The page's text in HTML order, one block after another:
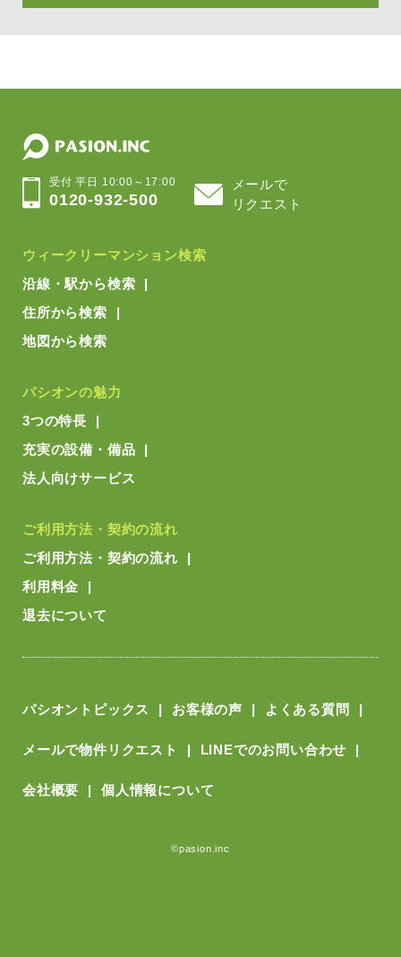
受付 平日 10:00～17:00
0120-932-500
メールで
リクエスト
ウィークリーマンション検索
沿線・駅から検索
住所から検索
地図から検索
パシオンの魅力
3つの特長
充実の設備・備品
法人向けサービス
ご利用方法・契約の流れ
ご利用方法・契約の流れ
利用料金
退去について
パシオントピックス お客様の声 よくある質問
メールで物件リクエスト LINEでのお問い合わせ
会社概要 個人情報について
©pasion.inc